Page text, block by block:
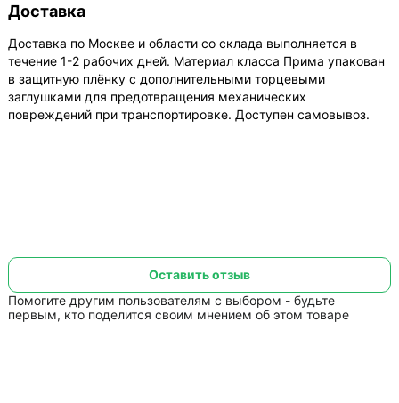
Доставка
Доставка по Москве и области со склада выполняется в
течение 1-2 рабочих дней. Материал класса Прима упакован
в защитную плёнку с дополнительными торцевыми
заглушками для предотвращения механических
повреждений при транспортировке. Доступен самовывоз.
Помогите другим пользователям с выбором - будьте
первым, кто поделится своим мнением об этом товаре
Оставить отзыв